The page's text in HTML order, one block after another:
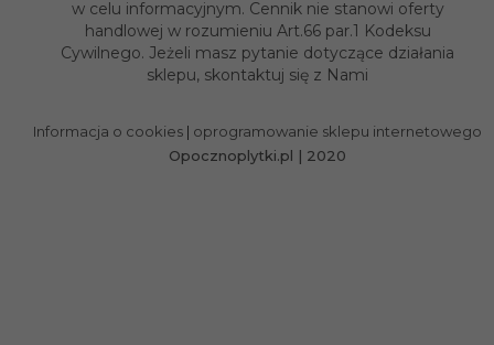
Informacja o cookies | oprogramowanie sklepu internetowego
Opocznoplytki.pl | 2020